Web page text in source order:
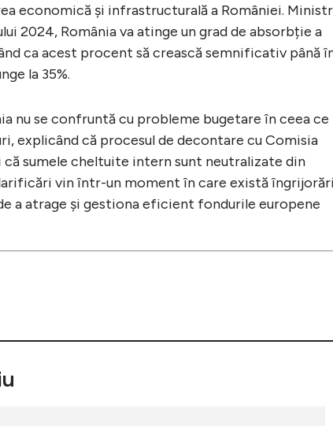
economică și infrastructurală a României.
2024, România va atinge un grad de absorbție a
ca acest procent să crească semnificativ până
la 35%.
nu se confruntă cu probleme bugetare în ceea ce
explicând că procesul de decontare cu Comisia
că sumele cheltuite intern sunt neutralizate din
vin într-un moment în care există îngrijorări
a atrage și gestiona eficient fondurile europene